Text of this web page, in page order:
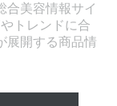
合美容情報サイ
トレンドに合
展開する商品情